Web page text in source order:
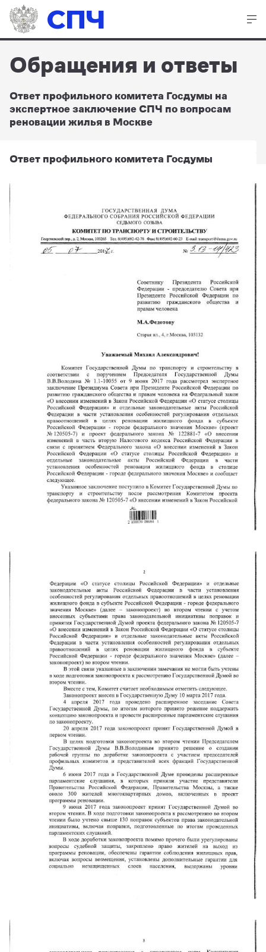
СПЧ
Обращения и ответы
Ответ профильного комитета Госдумы на
экспертное заключение СПЧ по вопросам
реновации жилья в Москве
Ответ профильного комитета Госдумы